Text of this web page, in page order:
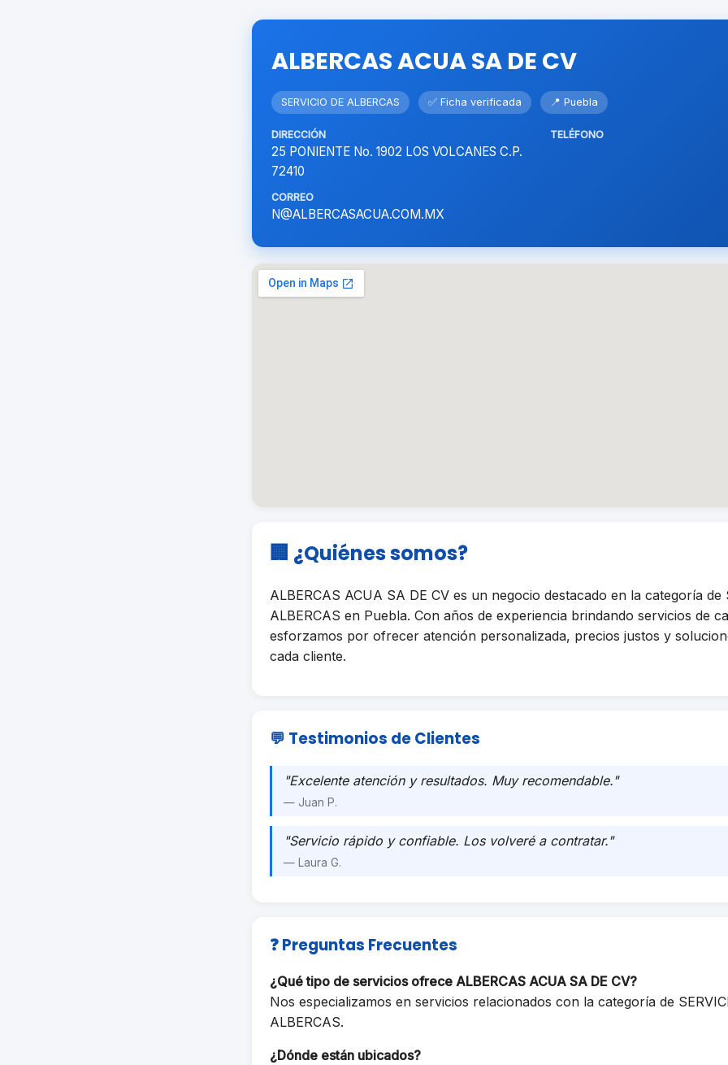
ALBERCAS ACUA SA DE CV
SERVICIO DE ALBERCAS ✅ Ficha verificada 📍 Puebla
DIRECCIÓN
25 PONIENTE No. 1902 LOS VOLCANES C.P.
72410
TELÉFONO
CORREO
N@ALBERCASACUA.COM.MX
🏢 ¿Quiénes somos?
ALBERCAS ACUA SA DE CV es un negocio destacado en la categoría de
ALBERCAS en Puebla. Con años de experiencia brindando servicios de
esforzamos por ofrecer atención personalizada, precios justos y
cada cliente.
💬 Testimonios de Clientes
"Excelente atención y resultados. Muy recomendable."
— Juan P.
"Servicio rápido y confiable. Los volveré a contratar."
— Laura G.
❓ Preguntas Frecuentes
¿Qué tipo de servicios ofrece ALBERCAS ACUA SA DE CV?
Nos especializamos en servicios relacionados con la categoría de
ALBERCAS.
¿Dónde están ubicados?